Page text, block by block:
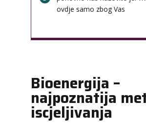
ovdje samo zbog Vas
Bioenergija –
najpoznatija
iscjeljivanja